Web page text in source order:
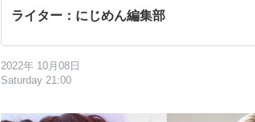
ライター：にじめん編集部
2022年 10月08日
Saturday 21:00